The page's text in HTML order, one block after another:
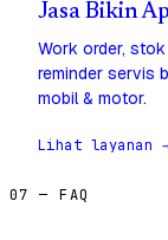
Jasa Bikin
Work order,
reminder servis
mobil & motor.
Lihat layanan
07 — FAQ